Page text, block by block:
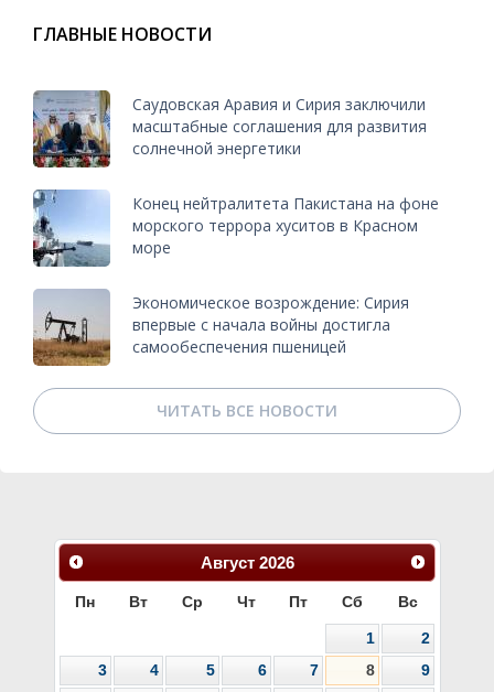
ГЛАВНЫЕ НОВОСТИ
Саудовская Аравия и Сирия заключили
масштабные соглашения для развития
солнечной энергетики
Конец нейтралитета Пакистана на фоне
морского террора хуситов в Красном
море
Экономическое возрождение: Сирия
впервые с начала войны достигла
самообеспечения пшеницей
ЧИТАТЬ ВСЕ НОВОСТИ
Август 2026
Пн Вт Ср Чт Пт Сб Вс
1
2
3
4 5 6 7 8
9